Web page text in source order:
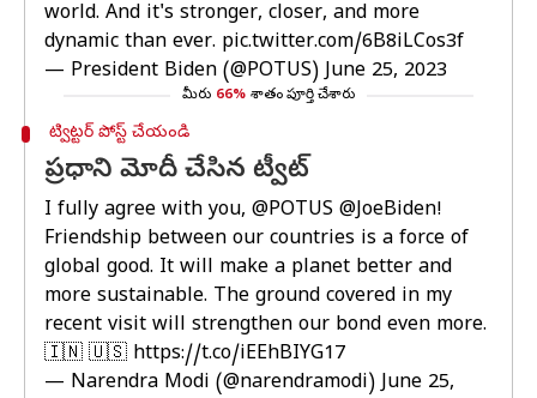
world. And it's stronger, closer, and more
dynamic than ever. pic.twitter.com/6B8iLCos3f
— President Biden (@POTUS)June 25, 2023
మీరు 66% శాతం పూర్తి చేశారు
ట్విట్టర్ పోస్ట్ చేయండి
ప్రధాని మోదీ చేసిన ట్వీట్
I fully agree with you, @POTUS @JoeBiden!
Friendship between our countries is a force of
global good. It will make a planet better and
more sustainable. The ground covered in my
recent visit will strengthen our bond even more.
🇮🇳 🇺🇸 https://t.co/iEEhBIYG17
— Narendra Modi (@narendramodi)June 25,